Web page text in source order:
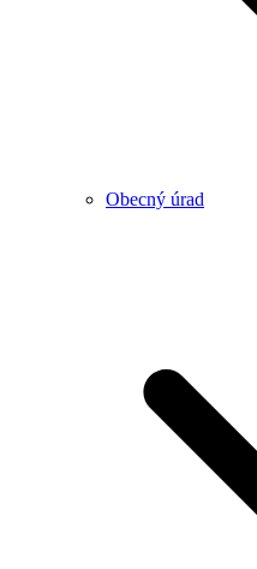
Obecný úrad